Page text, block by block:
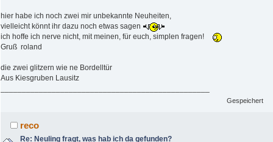
hier habe ich noch zwei mir unbekannte Neuheiten,
vielleicht könnt ihr dazu noch etwas sagen
ich hoffe ich nerve nicht, mit meinen, für euch, simplen fragen!
Gruß roland
die zwei glitzern wie ne Bordelltür
Aus Kiesgruben Lausitz
Gespeichert
reco
Re: Neuling fragt, was hab ich da gefunden?